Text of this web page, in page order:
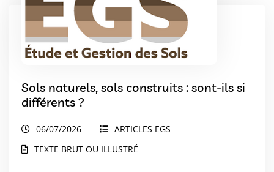
Sols naturels, sols construits : sont-ils si
différents ?
06/07/2026
ARTICLES EGS
TEXTE BRUT OU ILLUSTRÉ